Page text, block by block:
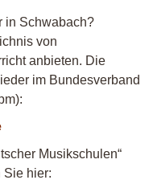
in Schwabach?
von
anbieten. Die
im Bundesverband
Musikschulen“
Sie hier: